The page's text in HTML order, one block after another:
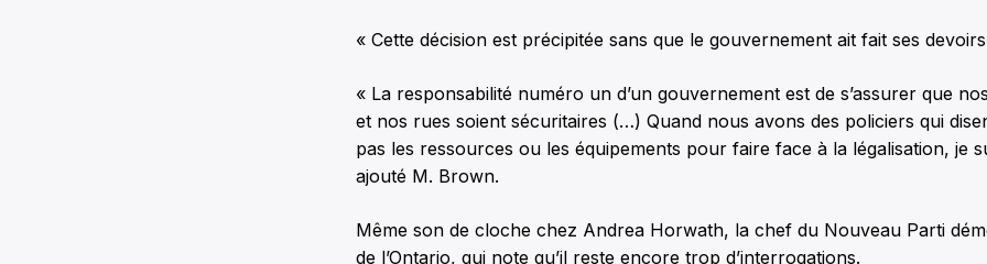
« Cette décision est précipitée sans que le gouvernement ait fait ses
« La responsabilité numéro un d’un gouvernement est de s’assurer que
et nos rues soient sécuritaires (…) Quand nous avons des policiers qui
pas les ressources ou les équipements pour faire face à la légalisation, je
ajouté M. Brown.
Même son de cloche chez Andrea Horwath, la chef du Nouveau Parti
de l’Ontario, qui note qu’il reste encore trop d’interrogations.